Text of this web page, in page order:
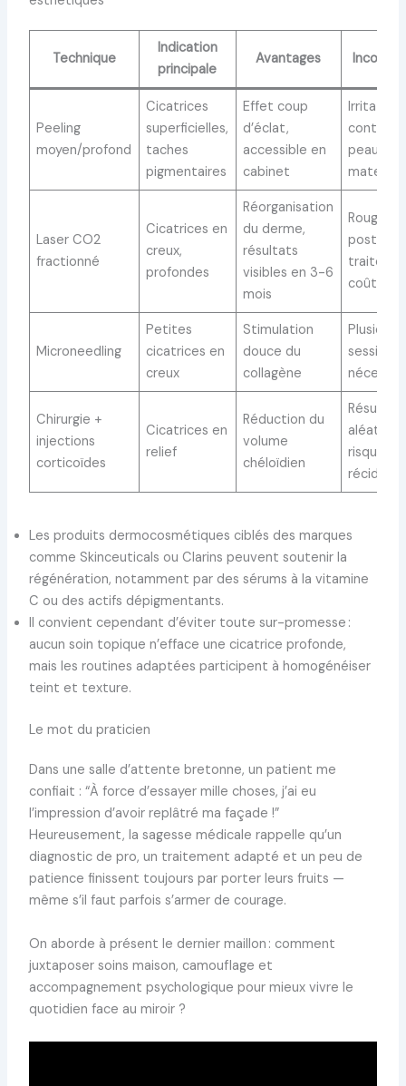
Technique
Indication
principale
Avantages
Peeling
moyen/profond
Cicatrices
superficielles,
taches
pigmentaires
Effet coup
d’éclat,
accessible en
cabinet
Irritation,
contre-
peaux
mates/
Laser CO2
fractionné
Cicatrices en
creux,
profondes
Réorganisation
du derme,
résultats
visibles en 3-6
mois
Rougeurs
post-
coût
Microneedling
Petites
cicatrices en
creux
Stimulation
douce du
collagène
Plusieurs
sessions
Chirurgie +
injections
corticoïdes
Cicatrices en
relief
Réduction du
volume
chéloïdien
Résultats
risque de
récidive
Les produits dermocosmétiques ciblés des marques
comme Skinceuticals ou Clarins peuvent soutenir la
régénération, notamment par des sérums à la vitamine
C ou des actifs dépigmentants.
Il convient cependant d’éviter toute sur-promesse :
aucun soin topique n’efface une cicatrice profonde,
mais les routines adaptées participent à homogénéiser
teint et texture.
Le mot du praticien
Dans une salle d’attente bretonne, un patient me
confiait : “À force d’essayer mille choses, j’ai eu
l’impression d’avoir replâtré ma façade !”
Heureusement, la sagesse médicale rappelle qu’un
diagnostic de pro, un traitement adapté et un peu de
patience finissent toujours par porter leurs fruits —
même s’il faut parfois s’armer de courage.
On aborde à présent le dernier maillon : comment
juxtaposer soins maison, camouflage et
accompagnement psychologique pour mieux vivre le
quotidien face au miroir ?